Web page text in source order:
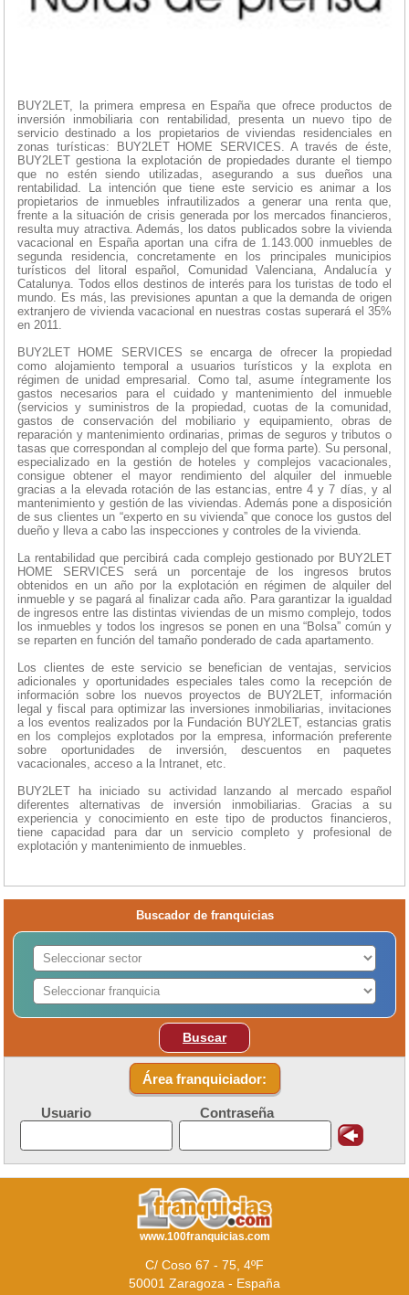
BUY2LET, la primera empresa en España que ofrece productos de
inversión inmobiliaria con rentabilidad, presenta un nuevo tipo de
servicio destinado a los propietarios de viviendas residenciales en
zonas turísticas: BUY2LET HOME SERVICES. A través de éste,
BUY2LET gestiona la explotación de propiedades durante el tiempo
que no estén siendo utilizadas, asegurando a sus dueños una
rentabilidad. La intención que tiene este servicio es animar a los
propietarios de inmuebles infrautilizados a generar una renta que,
frente a la situación de crisis generada por los mercados financieros,
resulta muy atractiva. Además, los datos publicados sobre la vivienda
vacacional en España aportan una cifra de 1.143.000 inmuebles de
segunda residencia, concretamente en los principales municipios
turísticos del litoral español, Comunidad Valenciana, Andalucía y
Catalunya. Todos ellos destinos de interés para los turistas de todo el
mundo. Es más, las previsiones apuntan a que la demanda de origen
extranjero de vivienda vacacional en nuestras costas superará el 35%
en 2011.
BUY2LET HOME SERVICES se encarga de ofrecer la propiedad
como alojamiento temporal a usuarios turísticos y la explota en
régimen de unidad empresarial. Como tal, asume íntegramente los
gastos necesarios para el cuidado y mantenimiento del inmueble
(servicios y suministros de la propiedad, cuotas de la comunidad,
gastos de conservación del mobiliario y equipamiento, obras de
reparación y mantenimiento ordinarias, primas de seguros y tributos o
tasas que correspondan al complejo del que forma parte). Su personal,
especializado en la gestión de hoteles y complejos vacacionales,
consigue obtener el mayor rendimiento del alquiler del inmueble
gracias a la elevada rotación de las estancias, entre 4 y 7 días, y al
mantenimiento y gestión de las viviendas. Además pone a disposición
de sus clientes un “experto en su vivienda” que conoce los gustos del
dueño y lleva a cabo las inspecciones y controles de la vivienda.
La rentabilidad que percibirá cada complejo gestionado por BUY2LET
HOME SERVICES será un porcentaje de los ingresos brutos
obtenidos en un año por la explotación en régimen de alquiler del
inmueble y se pagará al finalizar cada año. Para garantizar la igualdad
de ingresos entre las distintas viviendas de un mismo complejo, todos
los inmuebles y todos los ingresos se ponen en una “Bolsa” común y
se reparten en función del tamaño ponderado de cada apartamento.
Los clientes de este servicio se benefician de ventajas, servicios
adicionales y oportunidades especiales tales como la recepción de
información sobre los nuevos proyectos de BUY2LET, información
legal y fiscal para optimizar las inversiones inmobiliarias, invitaciones
a los eventos realizados por la Fundación BUY2LET, estancias gratis
en los complejos explotados por la empresa, información preferente
sobre oportunidades de inversión, descuentos en paquetes
vacacionales, acceso a la Intranet, etc.
BUY2LET ha iniciado su actividad lanzando al mercado español
diferentes alternativas de inversión inmobiliarias. Gracias a su
experiencia y conocimiento en este tipo de productos financieros,
tiene capacidad para dar un servicio completo y profesional de
explotación y mantenimiento de inmuebles.
Buscador de franquicias
Buscar
Área franquiciador:
Usuario Contraseña
www.100franquicias.com
C/ Coso 67 - 75, 4ºF
50001 Zaragoza - España